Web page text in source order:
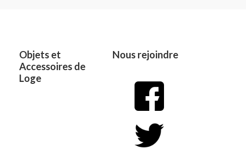
Objets et
Accessoires de
Loge
Nous rejoindre